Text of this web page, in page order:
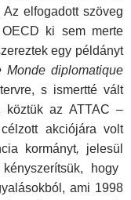
Az elfogadott szöveg
ki sem merte
egy példányt
Monde diplomatique
s ismertté vált
köztük az ATTAC –
akciójára volt
kormányt, jelesül
hogy
ami 1998